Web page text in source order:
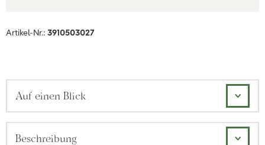
Artikel-Nr.: 3910503027
Auf einen Blick
Beschreibung